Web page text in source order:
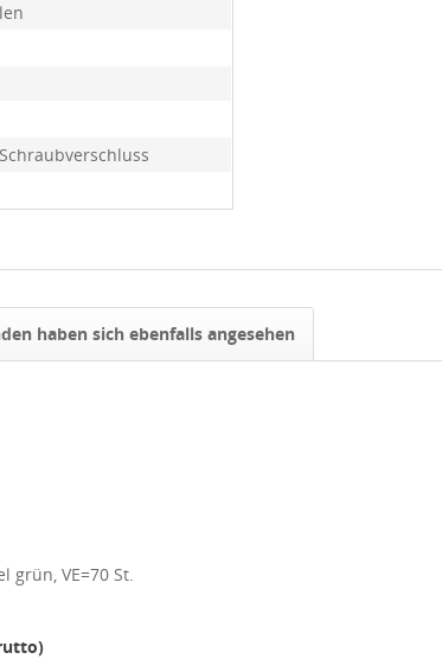
haben sich ebenfalls angesehen
grün, VE=70 St.